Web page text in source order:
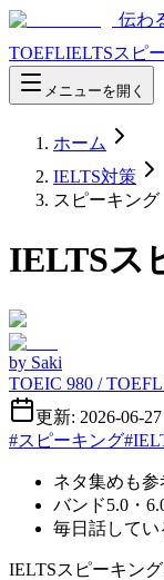
伝わ
TOEFLIELTSスピ
メニューを開く
ホーム
IELTS対策
スピーキング
IELTSス
by Saki
TOEIC 980 /
更新: 2026-06-27
#スピーキング#
ネタ集めも
バンド5.0・
毎日話して
IELTSスピーキン